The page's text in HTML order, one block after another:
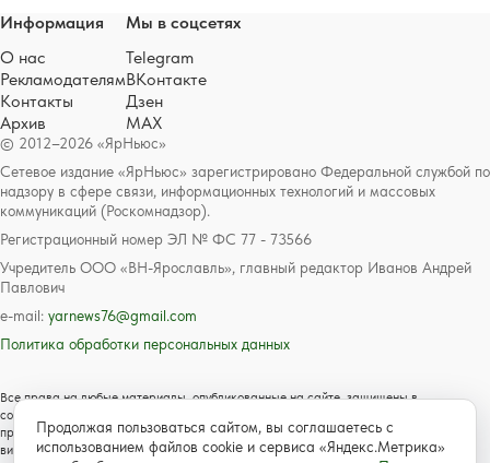
© 2012–2026 «ЯрНьюс»
Сетевое издание «ЯрНьюс» зарегистрировано Федеральной службой по
надзору в сфере связи, информационных технологий и массовых
коммуникаций (Роскомнадзор).
Регистрационный номер ЭЛ № ФС 77 - 73566
Учредитель ООО «ВН-Ярославль», главный редактор Иванов Андрей
Павлович
e-mail: yarnews76@gmail.com
Политика обработки персональных данных
Все права на любые материалы, опубликованные на сайте, защищены в
соответствии с российским и международным законодательством об авторском
праве и смежных правах. Любое использование текстовых, фото, аудио и
видеоматериалов возможно только с согласия правообладателя с обязательной
Информация
О нас
Рекламодателям
Контакты
Архив
Мы в соцсетях
Telegram
ВКонтакте
Дзен
MAX
Продолжая пользоваться сайтом, вы соглашаетесь с
использованием файлов cookie и сервиса «Яндекс.Метрика»